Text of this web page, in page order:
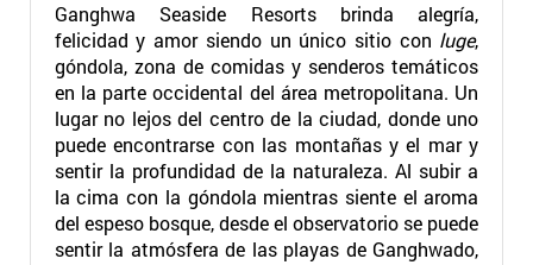
Ganghwa Seaside Resorts brinda alegría,
felicidad y amor siendo un único sitio con luge,
góndola, zona de comidas y senderos temáticos
en la parte occidental del área metropolitana. Un
lugar no lejos del centro de la ciudad, donde uno
puede encontrarse con las montañas y el mar y
sentir la profundidad de la naturaleza. Al subir a
la cima con la góndola mientras siente el aroma
del espeso bosque, desde el observatorio se puede
sentir la atmósfera de las playas de Ganghwado,